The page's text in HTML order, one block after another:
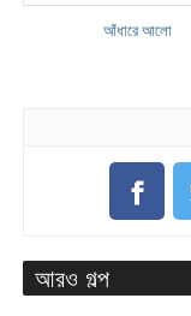
আঁধারে আলো
আরও গল্প